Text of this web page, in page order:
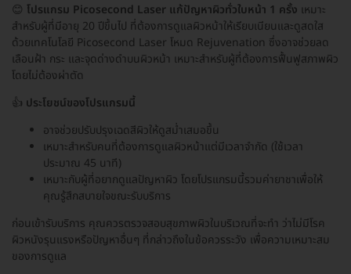
😊 โปรแกรม Picosecond Laser แก้ปัญหาผิวทั่วใบหน้า 1 ครั้ง เหมาะ
สำหรับผู้ที่มีอายุ 20 ปีขึ้นไป ที่ต้องการดูแลผิวหน้าให้เรียบเนียนและดูสดใส
ด้วยเทคโนโลยี Picosecond Laser โหมด Rejuvenation ซึ่งอาจช่วยลด
เลือนฝ้า กระ และจุดด่างดำบนผิวหน้า เหมาะสำหรับผู้ที่ต้องการฟื้นฟูสภาพผิว
โดยไม่ต้องผ่าตัด
👍 ประโยชน์ของโปรแกรมนี้
อาจช่วยปรับปรุงเฉดสีผิวให้ดูสม่ำเสมอขึ้น
เหมาะสำหรับคนที่ต้องการดูแลผิวหน้าแต่มีเวลาจำกัด (ใช้เวลา
ประมาณ 45 นาที)
เหมาะกับผู้ที่อยากดูแลปัญหาผิว โดยโปรแกรมนี้รวมค่ายาชาเพื่อให้
คุณรู้สึกสบายใจขณะรับบริการ
ก่อนเข้ารับบริการ คุณควรตรวจสอบสุขภาพผิวในบริเวณที่จะทำ ว่าไม่มีโรค
ผิวหนังรุนแรงหรือปัญหาอื่นๆ ที่กล่าวถึงในข้อควรระวัง เพื่อความเหมาะสม
ของการดูแล